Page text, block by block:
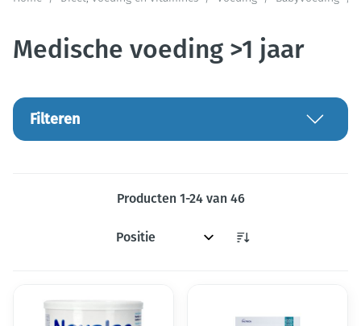
Medische voeding >1 jaar
Filteren
Producten 1-24van 46
Sorteer op: